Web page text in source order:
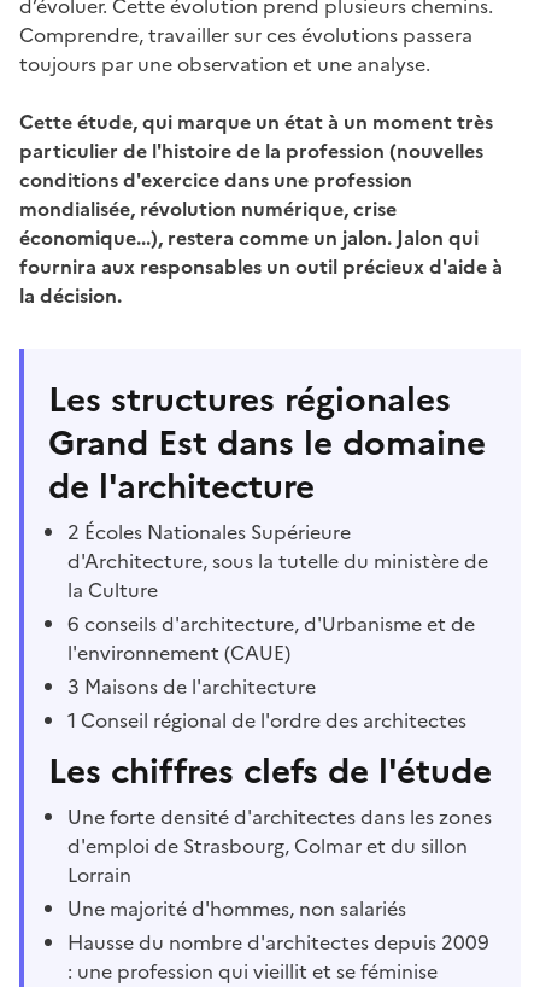
Comprendre, travailler sur ces évolutions passera
toujours par une observation et une analyse.
Cette étude, qui marque un état à un moment très
particulier de l'histoire de la profession (nouvelles
conditions d'exercice dans une profession
mondialisée, révolution numérique, crise
économique...), restera comme un jalon. Jalon qui
fournira aux responsables un outil précieux d'aide à
la décision.
Les structures régionales
Grand Est dans le domaine
de l'architecture
2 Écoles Nationales Supérieure
d'Architecture, sous la tutelle du ministère de
la Culture
6 conseils d'architecture, d'Urbanisme et de
l'environnement (CAUE)
3 Maisons de l'architecture
1 Conseil régional de l'ordre des architectes
Les chiffres clefs de l'étude
Une forte densité d'architectes dans les zones
d'emploi de Strasbourg, Colmar et du sillon
Lorrain
Une majorité d'hommes, non salariés
Hausse du nombre d'architectes depuis 2009
: une profession qui vieillit et se féminise